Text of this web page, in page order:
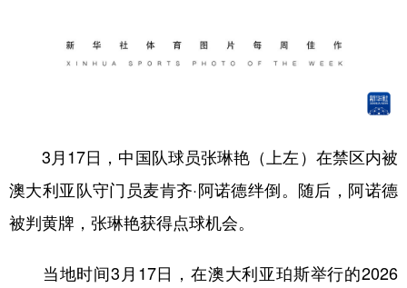
3月17日，中国队球员张琳艳（上左）在禁区内被
澳大利亚队守门员麦肯齐·阿诺德绊倒。随后，阿诺德
被判黄牌，张琳艳获得点球机会。
当地时间3月17日，在澳大利亚珀斯举行的2026